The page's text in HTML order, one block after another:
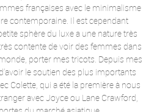
françaises avec le minimalisme
contemporaine. Il est cependant
sphère du luxe a une nature très
contente de voir des femmes dans
porter mes tricots. Depuis mes
le soutien des plus importants
Colette, qui a été la première à nous
avec Joyce ou Lane Crawford,